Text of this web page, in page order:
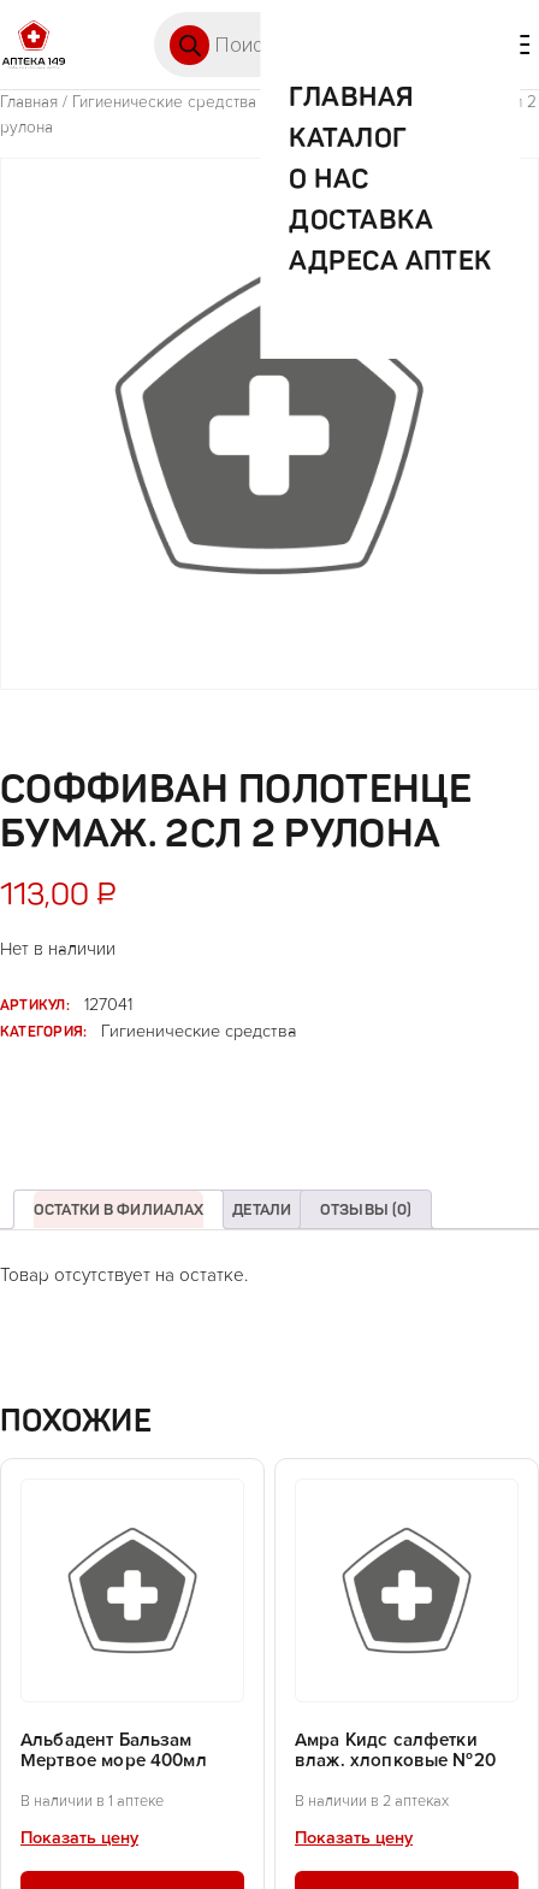
ГЛАВНАЯ
КАТАЛОГ
О НАС
ДОСТАВКА
АДРЕСА АПТЕК
Главная / Гигиенические средства / Соффиван полотенце бумаж. 2сл 2
рулона
СОФФИВАН ПОЛОТЕНЦЕ
БУМАЖ. 2СЛ 2 РУЛОНА
113,00 ₽
Нет в наличии
АРТИКУЛ:
127041
КАТЕГОРИЯ:
Гигиенические средства
ОСТАТКИ В ФИЛИАЛАХ ДЕТАЛИ ОТЗЫВЫ (0)
Товар отсутствует на остатке.
ПОХОЖИЕ
Альбадент Бальзам
Мертвое море 400мл
В наличии в 1 аптеке
Показать цену
Амра Кидс салфетки
влаж. хлопковые №20
В наличии в 2 аптеках
Показать цену